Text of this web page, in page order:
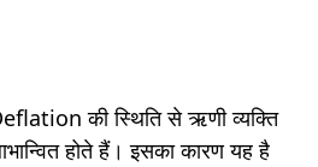
की स्थिति से ऋणी व्यक्ति
होते हैं। इसका कारण यह है